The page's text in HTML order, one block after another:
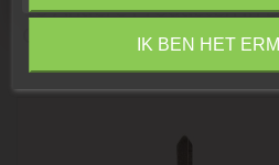
16 Andere Producten In
IK BEN HET